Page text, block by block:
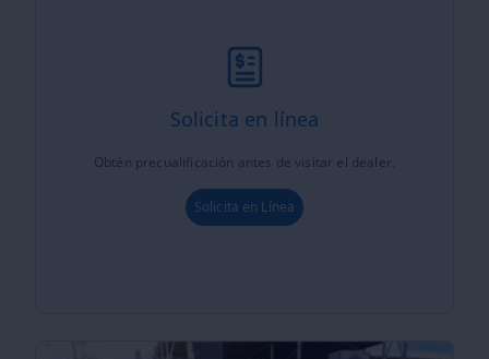
Solicita en línea
Obtén precualificación antes de visitar el dealer.
Solicita en Línea